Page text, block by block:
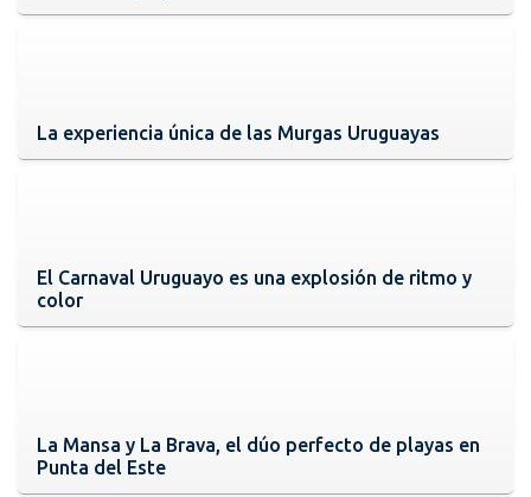
La experiencia única de las Murgas Uruguayas
El Carnaval Uruguayo es una explosión de ritmo y
color
La Mansa y La Brava, el dúo perfecto de playas en
Punta del Este